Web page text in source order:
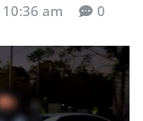
10:36 am 0